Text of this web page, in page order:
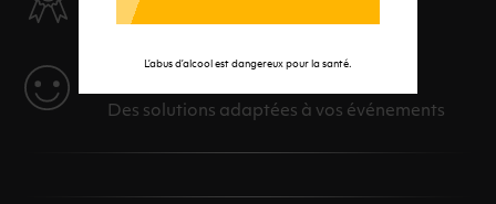
L’abus d’alcool est dangereux pour la santé.
Des produits sélectionnés avec soins
Des solutions adaptées à vos événements